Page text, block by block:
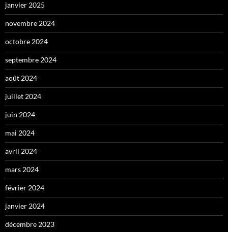
janvier 2025
novembre 2024
octobre 2024
septembre 2024
août 2024
juillet 2024
juin 2024
mai 2024
avril 2024
mars 2024
février 2024
janvier 2024
décembre 2023